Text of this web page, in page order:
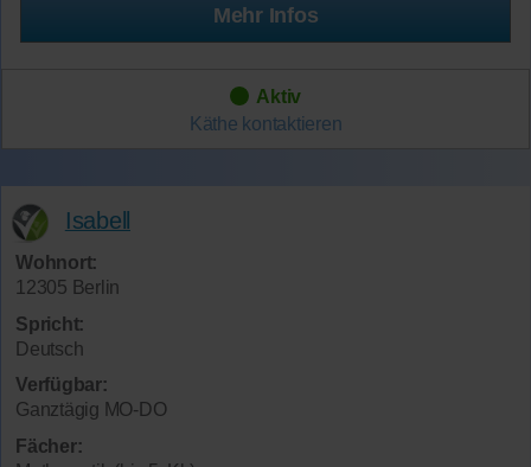
Mehr Infos
Aktiv
Käthe kontaktieren
Isabell
Wohnort:
12305 Berlin
Spricht:
Deutsch
Verfügbar:
Ganztägig MO-DO
Fächer: